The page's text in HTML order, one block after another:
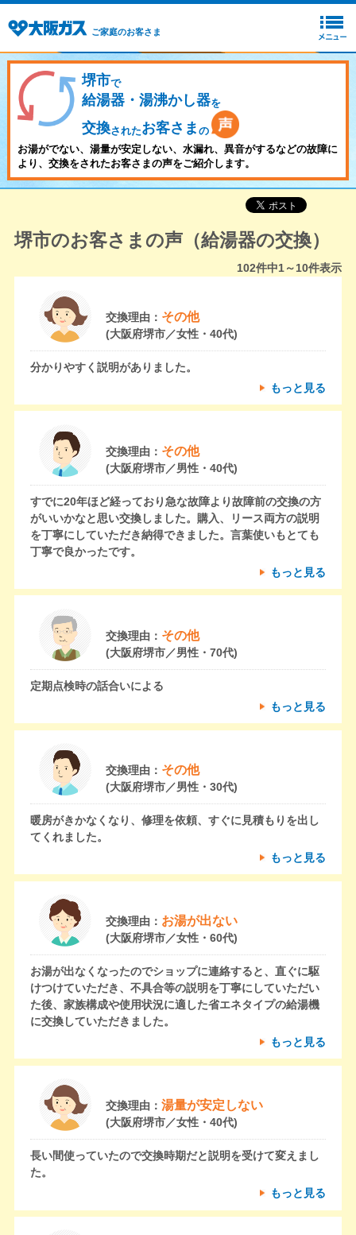
ご家庭のお客さま
堺市で
給湯器・湯沸かし器を
交換されたお客さま の
お湯がでない、湯量が安定しない、水漏れ、異音がするなどの故障に
より、交換をされたお客さまの声をご紹介します。
堺市のお客さまの声（給湯器の交換）
102件中1～10件表示
交換理由： その他
(大阪府堺市／女性・40代)
分かりやすく説明がありました。
もっと見る
交換理由： その他
(大阪府堺市／男性・40代)
すでに20年ほど経っており急な故障より故障前の交換の方
がいいかなと思い交換しました。購入、リース両方の説明
を丁寧にしていただき納得できました。言葉使いもとても
丁寧で良かったです。
もっと見る
交換理由： その他
(大阪府堺市／男性・70代)
定期点検時の話合いによる
もっと見る
交換理由： その他
(大阪府堺市／男性・30代)
暖房がきかなくなり、修理を依頼、すぐに見積もりを出し
てくれました。
もっと見る
交換理由： お湯が出ない
(大阪府堺市／女性・60代)
お湯が出なくなったのでショップに連絡すると、直ぐに駆
けつけていただき、不具合等の説明を丁寧にしていただい
た後、家族構成や使用状況に適した省エネタイプの給湯機
に交換していただきました。
もっと見る
交換理由： 湯量が安定しない
(大阪府堺市／女性・40代)
長い間使っていたので交換時期だと説明を受けて変えまし
た。
もっと見る